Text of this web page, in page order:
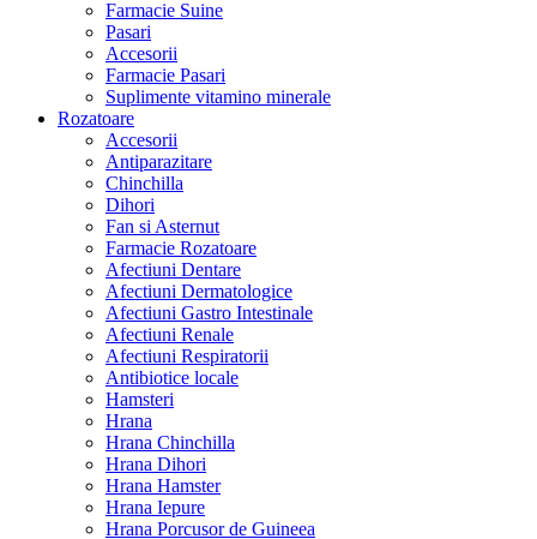
Farmacie Suine
Pasari
Accesorii
Farmacie Pasari
Suplimente vitamino minerale
Rozatoare
Accesorii
Antiparazitare
Chinchilla
Dihori
Fan si Asternut
Farmacie Rozatoare
Afectiuni Dentare
Afectiuni Dermatologice
Afectiuni Gastro Intestinale
Afectiuni Renale
Afectiuni Respiratorii
Antibiotice locale
Hamsteri
Hrana
Hrana Chinchilla
Hrana Dihori
Hrana Hamster
Hrana Iepure
Hrana Porcusor de Guineea